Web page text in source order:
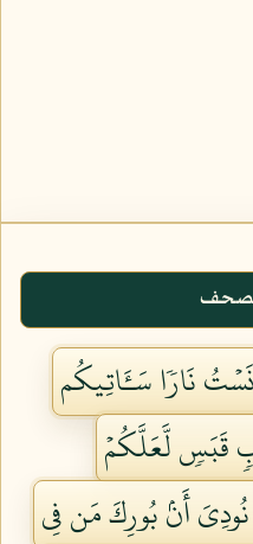
نَارٗا سَـَٔاتِيكُم
قَبَسٖ لَّعَلَّكُمۡ
أَنۢ بُورِكَ مَن فِي